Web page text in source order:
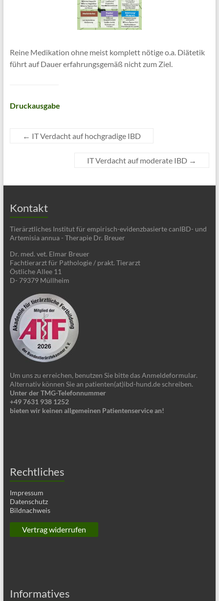
Reine Medikation ohne meist komplett nötige o.a. Diätetik
führt auf Dauer erfahrungsgemäß nicht zum Ziel.
Druckausgabe
← IT Verdacht auf hochgradige IBD
IT Verdacht auf moderate IBD →
Kontakt
Tierärztliches Institut für empirisch-evidenzbasierte canIBD- und
Artemisia annua - Therapie Dr. Breuer
Dr. med. vet. Elmar Breuer
Fachtierarzt für Pathologie / prakt. Tierarzt
Östliche Allee 11
D- 79379 Müllheim
Um uns zu erreichen, benutzen Sie bitte das Anmeldeformular.
Alternativ können Sie an patienten(at)ibd-hund.de schreiben.
Unter der TMG-Telefonnummer
+49 7631 938 1252
bieten wir keinen allgemeinen Patientenservice an!
Rechtliches
Impressum
Datenschutz
Bildnachweis
Vertrag widerrufen
Informatives